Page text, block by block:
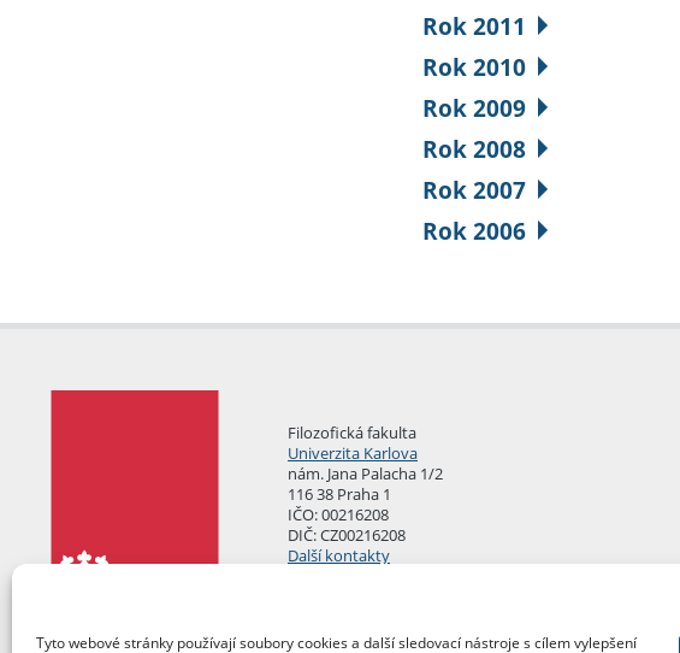
Tyto webové stránky používají soubory cookies a další sledovací nástroje s cílem vylepšení
Rok 2011
Rok 2010
Rok 2009
Rok 2008
Rok 2007
Rok 2006
Filozofická fakulta
Univerzita Karlova
nám. Jana Palacha 1/2
116 38 Praha 1
IČO: 00216208
DIČ: CZ00216208
Další kontakty